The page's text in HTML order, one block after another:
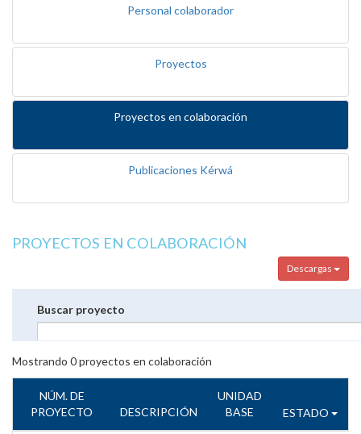
Personal colaborador
Proyectos
Proyectos en colaboración
Publicaciones Kérwá
PROYECTOS EN COLABORACIÓN
Descargas
Buscar proyecto
Mostrando 0proyectos en colaboración
NÚM. DE
PROYECTO
DESCRIPCIÓN
UNIDAD
BASE
ESTADO